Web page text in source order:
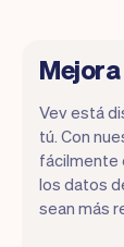
Vev está
tú. Con
fácilmente
los datos
sean más
Puedes